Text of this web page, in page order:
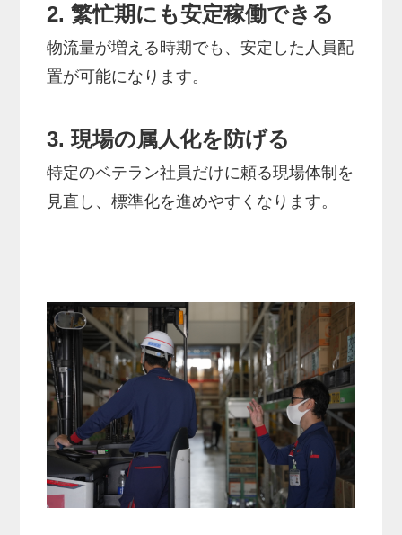
2. 繁忙期にも安定稼働できる
物流量が増える時期でも、安定した人員配
置が可能になります。
3. 現場の属人化を防げる
特定のベテラン社員だけに頼る現場体制を
見直し、標準化を進めやすくなります。